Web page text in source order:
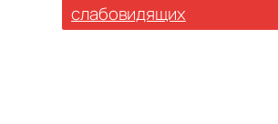
слабовидящих